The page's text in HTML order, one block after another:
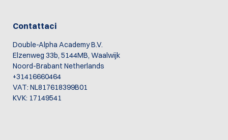
Contattaci
Double-Alpha Academy B.V.
Elzenweg 33b, 5144MB, Waalwijk
Noord-Brabant Netherlands
+31416660464
VAT: NL817618399B01
KVK: 17149541